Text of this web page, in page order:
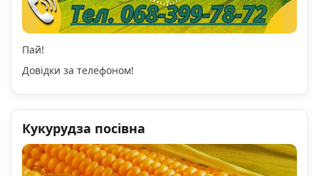
Пай!
Довідки за телефоном!
Кукурудза посівна